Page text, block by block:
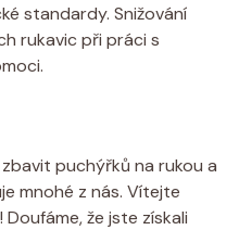
standardy. Snižování
rukavic ⁢při práci s
puchýřků na rukou ​a
mnohé z ‌nás. Vítejte
že jste získali